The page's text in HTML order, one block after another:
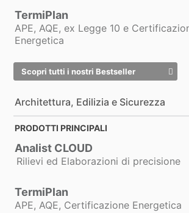
TermiPlan
APE, AQE, ex Legge 10 e
Energetica
Scopri tutti i nostri Bestseller
Architettura, Edilizia e Sicurezza
PRODOTTI PRINCIPALI
Analist CLOUD
Rilievi ed Elaborazioni di precisione
TermiPlan
APE, AQE, Certificazione Energetica
documento di Valutazione dello
Lavoro-correlato, documenti di
dei più importanti rischi specifici.
Sicuro è il Software più
affidabile per la redazione
Documenti per la
di Lavoro. Al suo interno è
SicurMondo, un motore di
integrato per l’utilizzo ed il
di Documenti per la
compilati.
Scarica subito